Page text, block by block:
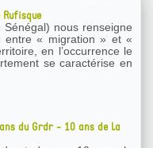
nous renseigne
entre « migration » et «
en l’occurrence le
du Grdr - 10 ans de la